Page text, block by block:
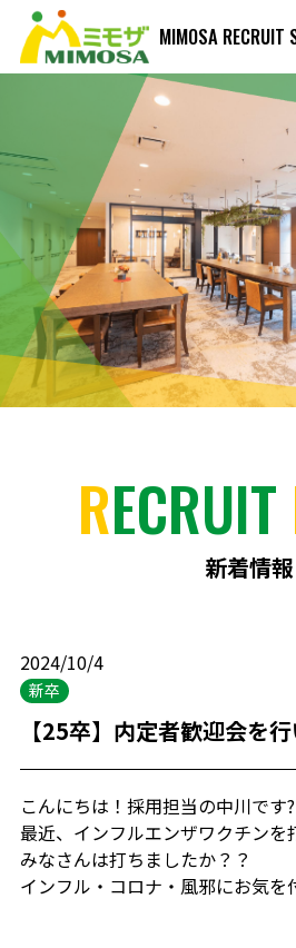
MIMOSA RECRUIT
RECRUIT
新着情報
2024/10/4
新卒
【25卒】内定者歓迎会を
こんにちは！採用担当の中川です?
最近、インフルエンザワクチンを
みなさんは打ちましたか？？
インフル・コロナ・風邪にお気を